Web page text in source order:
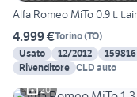
Alfa Romeo MiTo 0.9 t.
4.999 €Torino(TO)
Usato
12/2012
Rivenditore CLD auto
20